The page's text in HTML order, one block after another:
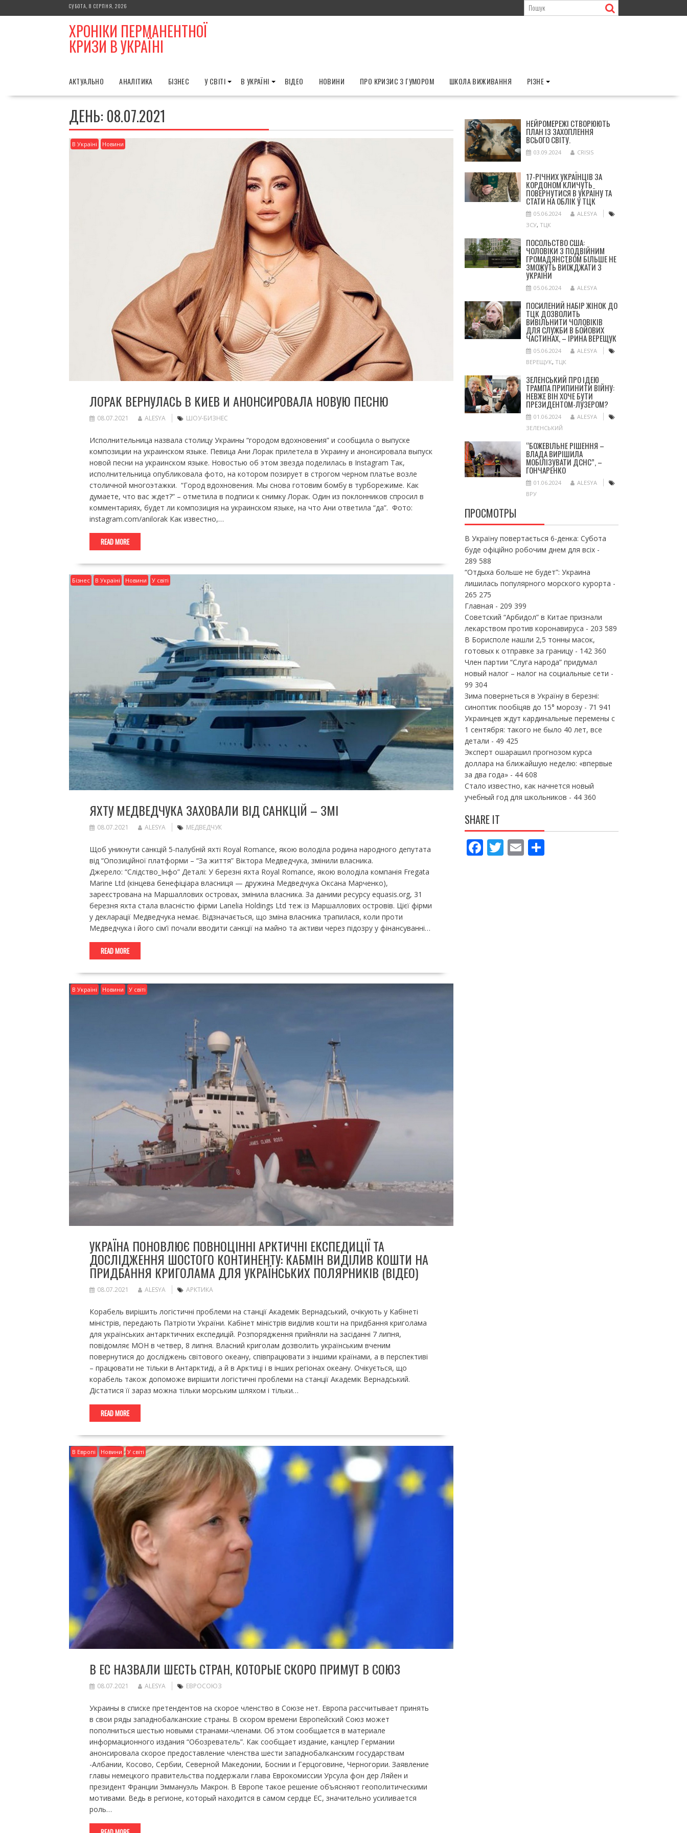
to
СУБОТА, 8 СЕРПНЯ, 2026
ХРОНІКИ ПЕРМАНЕНТНОЇ
КРИЗИ В УКРАЇНІ
АКТУАЛЬНО АНАЛІТИКА БІЗНЕС У СВІТІ В УКРАЇНІ ВІДЕО НОВИНИ ПРО КРИЗИС З ГУМОРОМ ШКОЛА ВИЖИВАННЯ РІЗНЕ
ДЕНЬ: 08.07.2021
В Україні Новини
ЛОРАК ВЕРНУЛАСЬ В КИЕВ И АНОНСИРОВАЛА НОВУЮ ПЕСНЮ
08.07.2021 ALESYA ШОУ-БИЗНЕС
Исполнительница назвала столицу Украины “городом вдохновения” и сообщила о выпуске
композиции на украинском языке. Певица Ани Лорак прилетела в Украину и анонсировала выпуск
новой песни на украинском языке. Новостью об этом звезда поделилась в Instagram Так,
исполнительница опубликовала фото, на котором позирует в строгом черном платье возле
столичной многоэтажки. “Город вдохновения. Мы снова готовим бомбу в турборежиме. Как
думаете, что вас ждет?” – отметила в подписи к снимку Лорак. Один из поклонников спросил в
комментариях, будет ли композиция на украинском языке, на что Ани ответила “да”. Фото:
instagram.com/anilorak Как известно,…
READ MORE
Бізнес В Україні Новини У світі
ЯХТУ МЕДВЕДЧУКА ЗАХОВАЛИ ВІД САНКЦІЙ – ЗМІ
08.07.2021 ALESYA МЕДВЕДЧУК
Щоб уникнути санкцій 5-палубній яхті Royal Romance, якою володіла родина народного депутата
від “Опозиційної платформи – “За життя” Віктора Медведчука, змінили власника.
Джерело: “Слідство_Інфо” Деталі: У березні яхта Royal Romance, якою володіла компанія Fregata
Marine Ltd (кінцева бенефіціара власниця — дружина Медведчука Оксана Марченко),
зареєстрована на Маршаллових островах, змінила власника. За даними ресурсу equasis.org, 31
березня яхта стала власністю фірми Lanelia Holdings Ltd теж із Маршаллових островів. Цієї фірми
у декларації Медведчука немає. Відзначається, що зміна власника трапилася, коли проти
Медведчука і його сім’ї почали вводити санкції на майно та активи через підозру у фінансуванні…
READ MORE
В Україні Новини У світі
УКРАЇНА ПОНОВЛЮЄ ПОВНОЦІННІ АРКТИЧНІ ЕКСПЕДИЦІЇ ТА
ДОСЛІДЖЕННЯ ШОСТОГО КОНТИНЕНТУ: КАБМІН ВИДІЛИВ КОШТИ НА
ПРИДБАННЯ КРИГОЛАМА ДЛЯ УКРАЇНСЬКИХ ПОЛЯРНИКІВ (ВІДЕО)
08.07.2021 ALESYA АРКТИКА
Корабель вирішить логістичні проблеми на станції Академік Вернадський, очікують у Кабінеті
міністрів, передають Патріоти України. Кабінет міністрів виділив кошти на придбання криголама
для українських антарктичних експедицій. Розпорядження прийняли на засіданні 7 липня,
повідомляє МОН в четвер, 8 липня. Власний криголам дозволить українським вченим
повернутися до досліджень світового океану, співпрацювати з іншими країнами, а в перспективі
– працювати не тільки в Антарктиді, а й в Арктиці і в інших регіонах океану. Очікується, що
корабель також допоможе вирішити логістичні проблеми на станції Академік Вернадський.
Дістатися її зараз можна тільки морським шляхом і тільки…
READ MORE
В Европі Новини У світі
В ЕС НАЗВАЛИ ШЕСТЬ СТРАН, КОТОРЫЕ СКОРО ПРИМУТ В СОЮЗ
08.07.2021 ALESYA ЕВРОСОЮЗ
Украины в списке претендентов на скорое членство в Союзе нет. Европа рассчитывает принять
в свои ряды западнобалканские страны. В скором времени Европейский Союз может
пополниться шестью новыми странами-членами. Об этом сообщается в материале
информационного издания “Обозреватель”. Как сообщает издание, канцлер Германии
анонсировала скорое предоставление членства шести западнобалканским государствам
-Албании, Косово, Сербии, Северной Македонии, Боснии и Герцоговине, Черногории. Заявление
главы немецкого правительства поддержали глава Еврокомиссии Урсула фон дер Ляйен и
президент Франции Эммануэль Макрон. В Европе такое решение объясняют геополитическими
мотивами. Ведь в регионе, который находится в самом сердце ЕС, значительно усиливается
роль…
НЕЙРОМЕРЕЖІ СТВОРЮЮТЬ
ПЛАН ІЗ ЗАХОПЛЕННЯ
ВСЬОГО СВІТУ.
03.09.2024 CRISIS
17-РІЧНИХ УКРАЇНЦІВ ЗА
КОРДОНОМ КЛИЧУТЬ
ПОВЕРНУТИСЯ В УКРАЇНУ ТА
СТАТИ НА ОБЛІК У ТЦК
05.06.2024
ALESYA
ЗСУ, ТЦК
ПОСОЛЬСТВО США:
ЧОЛОВІКИ З ПОДВІЙНИМ
ГРОМАДЯНСТВОМ БІЛЬШЕ НЕ
ЗМОЖУТЬ ВИЇЖДЖАТИ З
УКРАЇНИ
05.06.2024 ALESYA
ПОСИЛЕНИЙ НАБІР ЖІНОК ДО
ТЦК ДОЗВОЛИТЬ
ВИВІЛЬНИТИ ЧОЛОВІКІВ
ДЛЯ СЛУЖБИ В БОЙОВИХ
ЧАСТИНАХ, – ІРИНА ВЕРЕЩУК
05.06.2024
ALESYA
ВЕРЕЩУК, ТЦК
ЗЕЛЕНСЬКИЙ ПРО ІДЕЮ
ТРАМПА ПРИПИНИТИ ВІЙНУ:
НЕВЖЕ ВІН ХОЧЕ БУТИ
ПРЕЗИДЕНТОМ-ЛУЗЕРОМ?
01.06.2024
ALESYA
ЗЕЛЕНСЬКИЙ
“БОЖЕВІЛЬНЕ РІШЕННЯ –
ВЛАДА ВИРІШИЛА
МОБІЛІЗУВАТИ ДСНС”, –
ГОНЧАРЕНКО
01.06.2024
ALESYA
ВРУ
ПРОСМОТРЫ
В Україну повертається 6-денка: Субота
буде офіційно робочим днем для всіх-
289 588
“Отдыха больше не будет”: Украина
лишилась популярного морского курорта -
265 275
Главная - 209 399
Советский “Арбидол” в Китае признали
лекарством против коронавируса - 203 589
В Борисполе нашли 2,5 тонны масок,
готовых к отправке за границу- 142 360
Член партии “Слуга народа” придумал
новый налог – налог на социальные сети -
99 304
Зима повернеться в Україну в березні:
синоптик пообіцяв до 15° морозу- 71 941
Украинцев ждут кардинальные перемены с
1 сентября: такого не было 40 лет, все
детали - 49 425
Эксперт ошарашил прогнозом курса
доллара на ближайшую неделю: «впервые
за два года»- 44 608
Стало известно, как начнется новый
учебный год для школьников - 44 360
SHARE IT
F T E П